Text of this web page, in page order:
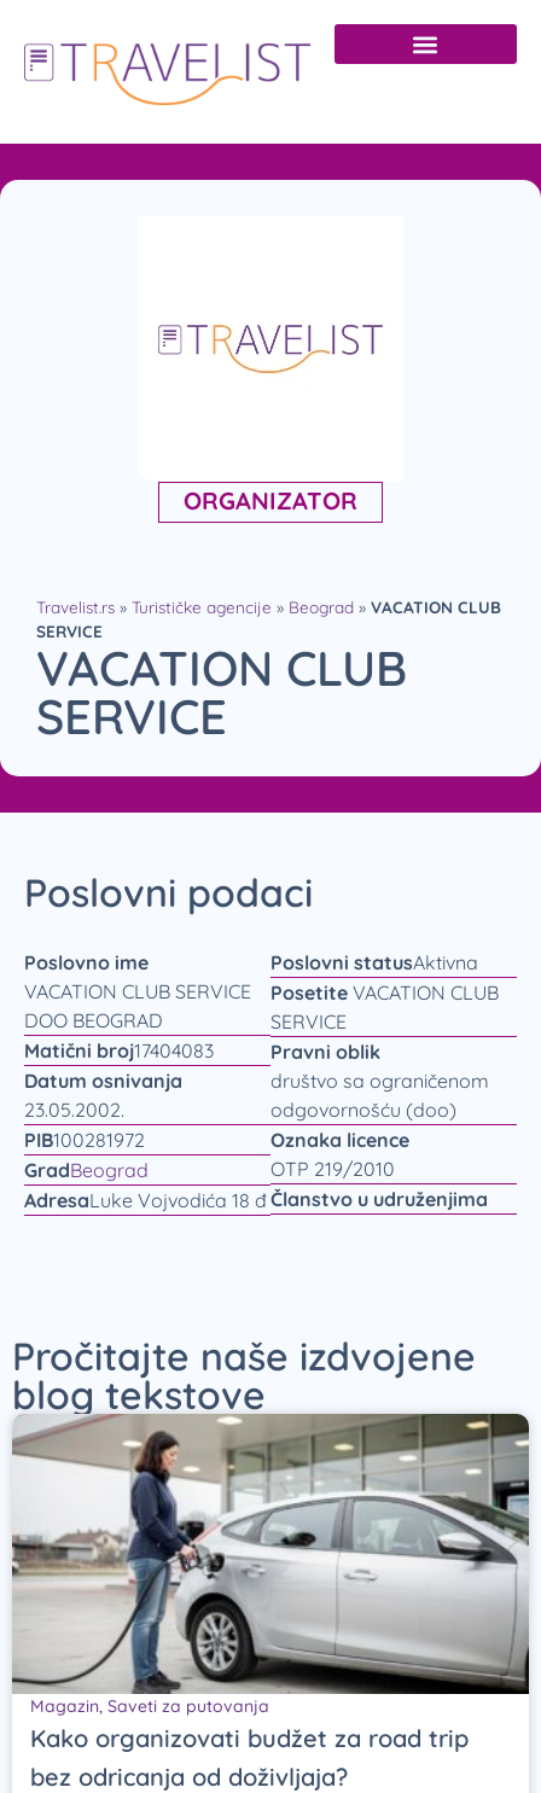
ORGANIZATOR
Travelist.rs » Turističke agencije » Beograd » VACATION CLUB
SERVICE
VACATION CLUB
SERVICE
Poslovni podaci
Poslovno ime
VACATION CLUB SERVICE
DOO BEOGRAD
Matični broj17404083
Datum osnivanja
23.05.2002.
PIB100281972
GradBeograd
AdresaLuke Vojvodića 18 đ
Poslovni statusAktivna
Posetite VACATION CLUB
SERVICE
Pravni oblik
društvo sa ograničenom
odgovornošću (doo)
Oznaka licence
OTP 219/2010
Članstvo u udruženjima
Pročitajte naše izdvojene
blog tekstove
Magazin, Saveti za putovanja
Kako organizovati budžet za road trip
bez odricanja od doživljaja?